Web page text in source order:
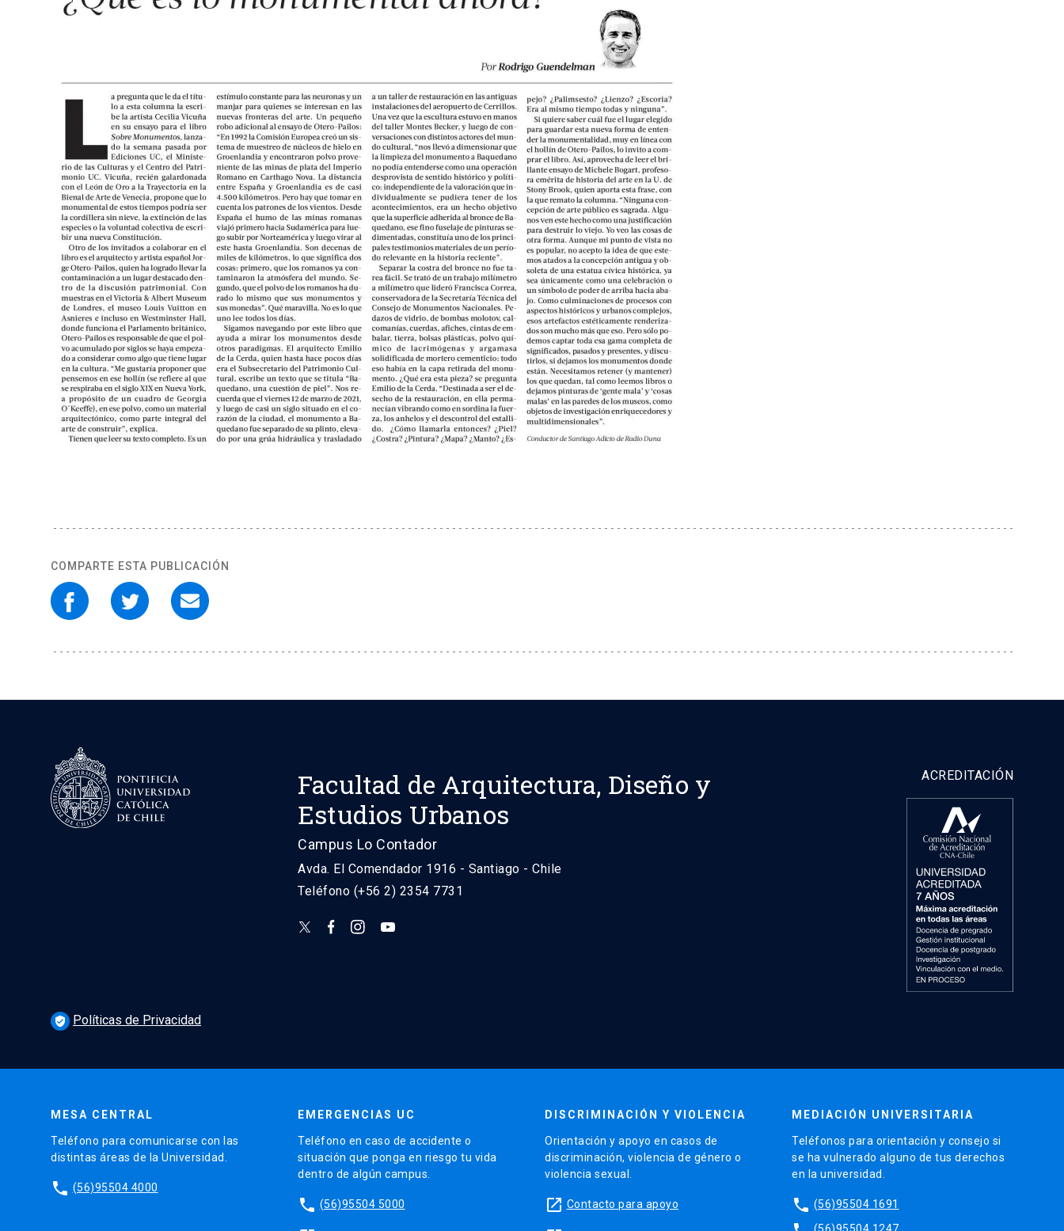
COMPARTE ESTA PUBLICACIÓN
Facultad de Arquitectura, Diseño y
Estudios Urbanos
Campus Lo Contador
Avda. El Comendador 1916 - Santiago - Chile
Teléfono (+56 2) 2354 7731
ACREDITACIÓN
verified_user Políticas de Privacidad
MESA CENTRAL
Teléfono para comunicarse con las
distintas áreas de la Universidad.
phone (56)95504 4000
EMERGENCIAS UC
Teléfono en caso de accidente o
situación que ponga en riesgo tu vida
dentro de algún campus.
phone (56)95504 5000
DISCRIMINACIÓN Y VIOLENCIA
Orientación y apoyo en casos de
discriminación, violencia de género o
violencia sexual.
launch Contacto para apoyo
MEDIACIÓN UNIVERSITARIA
Teléfonos para orientación y consejo si
se ha vulnerado alguno de tus derechos
en la universidad.
phone (56)95504 1691